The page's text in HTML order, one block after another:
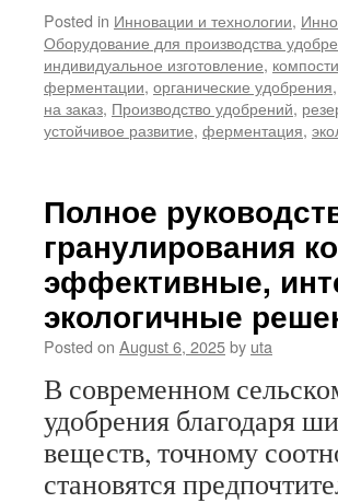
Posted in Инновации и технологии,
Оборудование для производства
индивидуальное изготовление,
ферментации, органические удобрения,
на заказ, Производство удобрений,
устойчивое развитие, ферментация,
Полное
гранулирования
эффективные,
экологичные
Posted on August 6, 2025by uta
В современном
удобрения благодаря
веществ, точному
становятся